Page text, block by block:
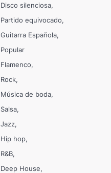
Disco silenciosa
Partido equivocado
Guitarra Española
Popular
Flamenco
Rock
Música de boda
Salsa
Jazz
Hip hop
R&B
Deep House